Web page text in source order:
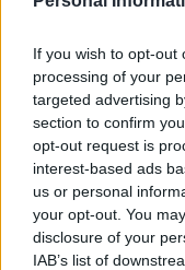
If you wish to opt-out
processing of your
targeted advertising
section to confirm
opt-out request is
interest-based ads
us or personal
your opt-out. You
disclosure of your
IAB’s list of